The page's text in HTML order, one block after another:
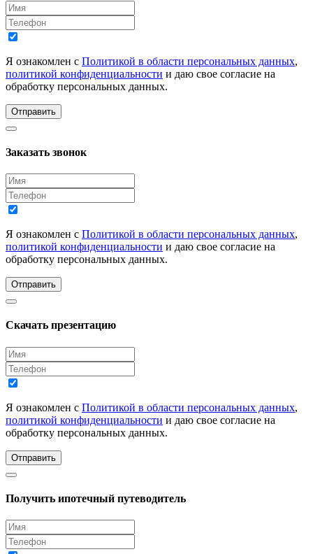
Я ознакомлен с Политикой в области персональных данных,
политикой конфиденциальности и даю свое согласие на
обработку персональных данных.
Отправить
Заказать звонок
Я ознакомлен с Политикой в области персональных данных,
политикой конфиденциальности и даю свое согласие на
обработку персональных данных.
Отправить
Скачать презентацию
Я ознакомлен с Политикой в области персональных данных,
политикой конфиденциальности и даю свое согласие на
обработку персональных данных.
Отправить
Получить ипотечный путеводитель